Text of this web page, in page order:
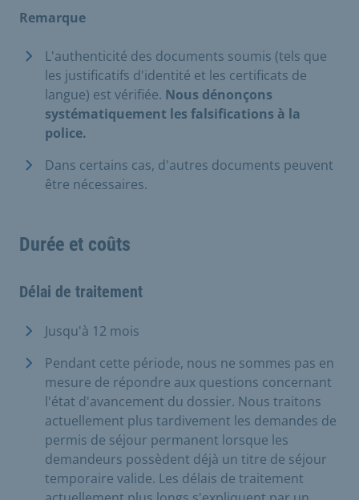
Remarque
L'authenticité des documents soumis (tels que
les justificatifs d'identité et les certificats de
langue) est vérifiée. Nous dénonçons
systématiquement les falsifications à la
police.
Dans certains cas, d'autres documents peuvent
être nécessaires.
Durée et coûts
Délai de traitement
Jusqu'à 12 mois
Pendant cette période, nous ne sommes pas en
mesure de répondre aux questions concernant
l'état d'avancement du dossier. Nous traitons
actuellement plus tardivement les demandes de
permis de séjour permanent lorsque les
demandeurs possèdent déjà un titre de séjour
temporaire valide. Les délais de traitement